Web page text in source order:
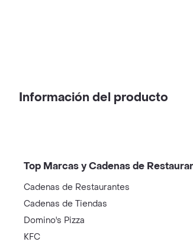
Información del producto
Top Marcas y Cadenas de
Cadenas de Restaurantes
Cadenas de Tiendas
Domino's Pizza
KFC